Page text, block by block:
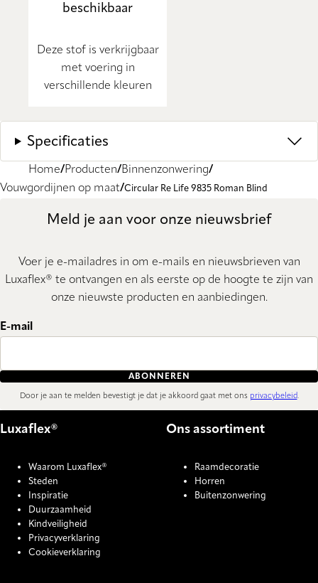
beschikbaar
Deze stof is verkrijgbaar
met voering in
verschillende kleuren
Specificaties
Home Producten Binnenzonwering
Vouwgordijnen op maat Circular Re Life 9835 Roman Blind
Meld je aan voor onze nieuwsbrief
Voer je e-mailadres in om e-mails en nieuwsbrieven van
Luxaflex® te ontvangen en als eerste op de hoogte te zijn van
onze nieuwste producten en aanbiedingen.
E-mail
ABONNEREN
Door je aan te melden bevestigt je dat je akkoord gaat met ons privacybeleid.
Luxaflex®
Waarom Luxaflex®
Steden
Inspiratie
Duurzaamheid
Kindveiligheid
Privacyverklaring
Cookieverklaring
Ons assortiment
Raamdecoratie
Horren
Buitenzonwering